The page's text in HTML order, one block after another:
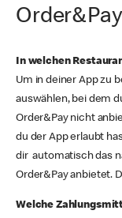
Order&Pay
In welchen
Um in deiner App zu
auswählen, bei dem
Order&Pay nicht
du der App erlaubt
dir automatisch das
Order&Pay anbietet.
Welche